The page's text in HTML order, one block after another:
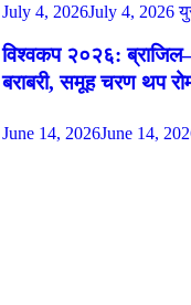
July 4, 2026July 4, 2026
विश्वकप २०२६:
बराबरी, समूह चरण थप
June 14, 2026June 14,